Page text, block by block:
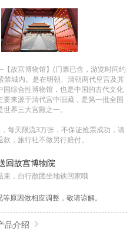
故宫博物馆】(门票已含，游览时间约
禁城内。是在明朝、清朝两代皇宫及其
国综合性博物馆，也是中国的古代文化
要来源于清代宫中旧藏，是第一批全国
界三大宫殿之一。
每天限流3万张，不保证抢票成功，请
，旅行社不做另行赔付。
回故宫博物院
束，自行散团坐地铁回家哦
原因做相应调整，敬请谅解。
品介绍 